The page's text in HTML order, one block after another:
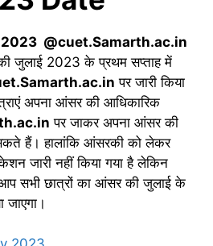
2023 @cuet.Samarth.ac.in
जुलाई 2023 के प्रथम सप्ताह में
पर जारी किया
अपना आंसर की आधिकारिक
पर जाकर अपना आंसर की
हैं। हालांकि आंसरकी को लेकर
जारी नहीं किया गया है लेकिन
आप सभी छात्रों का आंसर की जुलाई के
जाएगा।